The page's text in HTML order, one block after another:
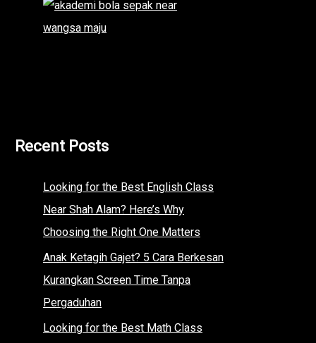
Recent Posts
Looking for the Best English Class
Near Shah Alam? Here’s Why
Choosing the Right One Matters
Anak Ketagih Gajet? 5 Cara Berkesan
Kurangkan Screen Time Tanpa
Pergaduhan
Looking for the Best Math Class